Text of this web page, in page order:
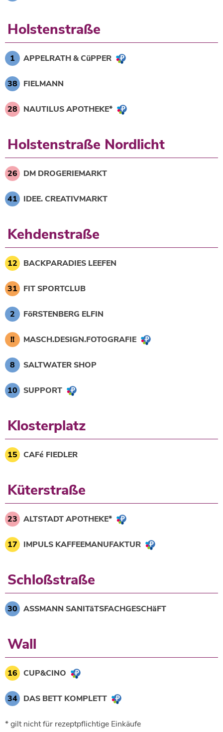
Holstenstraße
1 APPELRATH & CüPPER
38 FIELMANN
28 NAUTILUS APOTHEKE*
Holstenstraße Nordlicht
26 DM DROGERIEMARKT
41 IDEE. CREATIVMARKT
Kehdenstraße
12 BACKPARADIES LEEFEN
31 FIT SPORTCLUB
2 FöRSTENBERG ELFIN
!! MASCH.DESIGN.FOTOGRAFIE
8 SALTWATER SHOP
10 SUPPORT
Klosterplatz
15 CAFé FIEDLER
Küterstraße
23 ALTSTADT APOTHEKE*
17 IMPULS KAFFEEMANUFAKTUR
Schloßstraße
30 ASSMANN SANITäTSFACHGESCHäFT
Wall
16 CUP&CINO
34 DAS BETT KOMPLETT
* gilt nicht für rezeptpflichtige Einkäufe